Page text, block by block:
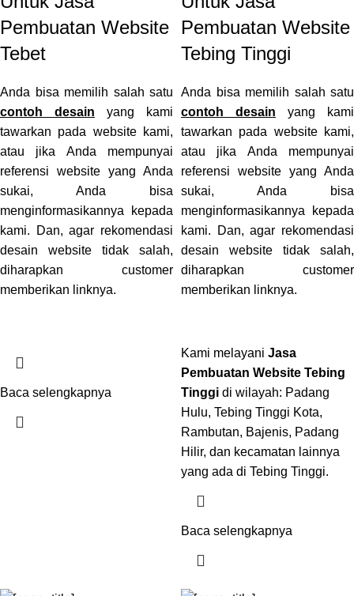
Pembuatan Website
Tebet
Anda bisa memilih salah satu
contoh desain yang kami
tawarkan pada website kami,
atau jika Anda mempunyai
referensi website yang Anda
sukai, Anda bisa
menginformasikannya kepada
kami. Dan, agar rekomendasi
desain website tidak salah,
diharapkan customer
memberikan linknya.
Baca selengkapnya
Pembuatan Website
Tebing Tinggi
Anda bisa memilih salah satu
contoh desain yang kami
tawarkan pada website kami,
atau jika Anda mempunyai
referensi website yang Anda
sukai, Anda bisa
menginformasikannya kepada
kami. Dan, agar rekomendasi
desain website tidak salah,
diharapkan customer
memberikan linknya.
Kami melayani Jasa
Pembuatan Website Tebing
Tinggi di wilayah: Padang
Hulu, Tebing Tinggi Kota,
Rambutan, Bajenis, Padang
Hilir, dan kecamatan lainnya
yang ada di Tebing Tinggi.
Baca selengkapnya